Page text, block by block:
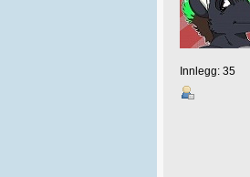
Innlegg: 35